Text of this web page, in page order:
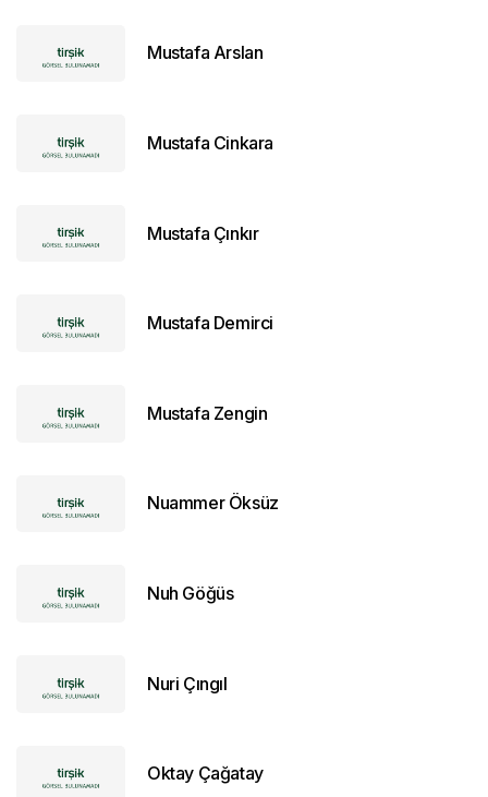
Mustafa Arslan
Mustafa Cinkara
Mustafa Çınkır
Mustafa Demirci
Mustafa Zengin
Nuammer Öksüz
Nuh Göğüs
Nuri Çıngıl
Oktay Çağatay